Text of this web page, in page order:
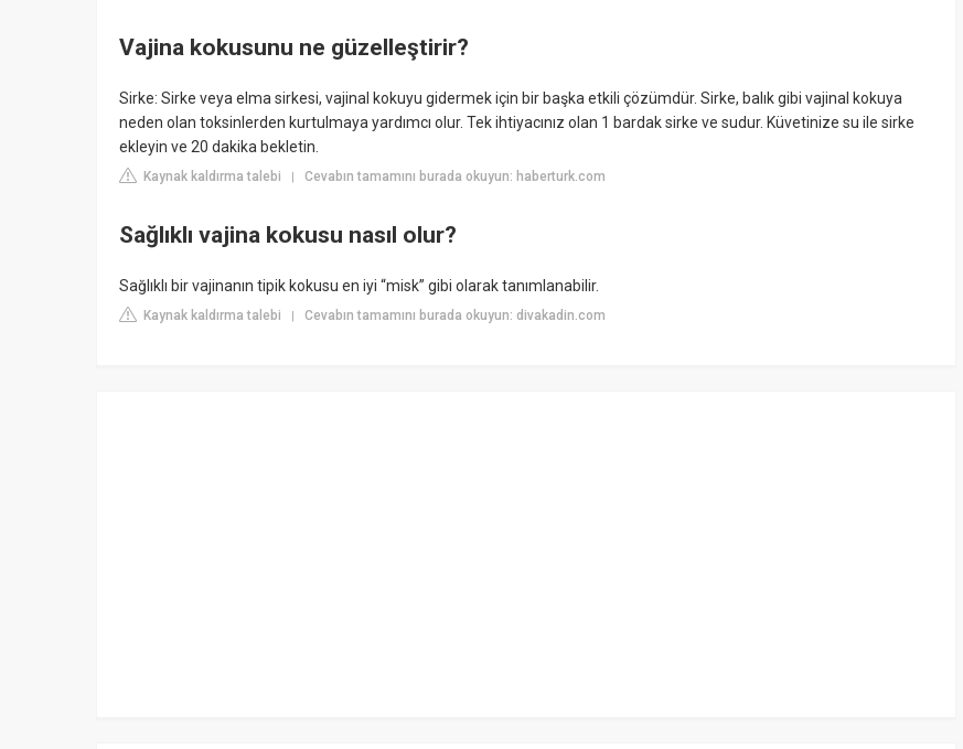
Vajina kokusunu ne güzelleştirir?
Sirke: Sirke veya elma sirkesi, vajinal kokuyu gidermek için bir başka etkili çözümdür. Sirke, balık gibi vajinal kokuya
neden olan toksinlerden kurtulmaya yardımcı olur. Tek ihtiyacınız olan 1 bardak sirke ve sudur. Küvetinize su ile sirke
ekleyin ve 20 dakika bekletin.
Kaynak kaldırma talebi | Cevabın tamamını burada okuyun: haberturk.com
Sağlıklı vajina kokusu nasıl olur?
Sağlıklı bir vajinanın tipik kokusu en iyi “misk” gibi olarak tanımlanabilir.
Kaynak kaldırma talebi | Cevabın tamamını burada okuyun: divakadin.com